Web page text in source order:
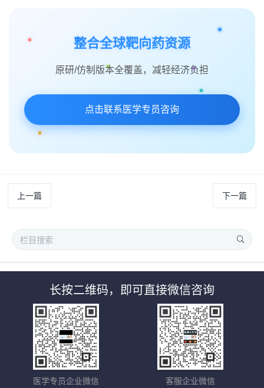
整合全球靶向药资源
原研/仿制版本全覆盖，减轻经济负担
点击联系医学专员咨询
上一篇 下一篇
长按二维码，即可直接微信咨询
医学专员企业微信 客服企业微信